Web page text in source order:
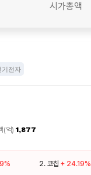
시가총액
기전자
(억) 1,877
2. 코칩 + 24.19%